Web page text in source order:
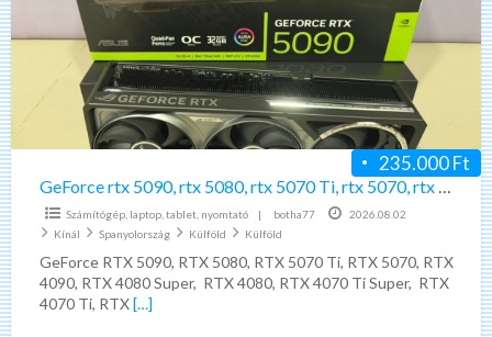
rtx
5080,
rtx
5070
Ti,
rtx
5070,
rtx
4090,
rtx
4080
Super
235.000 Ft
GeForce rtx 5090, rtx 5080, rtx 5070 Ti, rtx 5070, rtx 4090, rtx 4080 Super
Számítógép, laptop, tablet, nyomtató | botha77
2026.08.02
Kínál
Spanyolország Külföld Külföld
GeForce RTX 5090, RTX 5080, RTX 5070 Ti, RTX 5070, RTX
4090, RTX 4080 Super, RTX 4080, RTX 4070 Ti Super, RTX
4070 Ti, RTX […]